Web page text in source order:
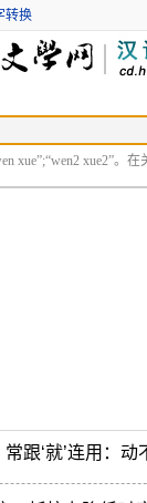
转换
xue”;“wen2 xue2”。
跟‘就’连用：动